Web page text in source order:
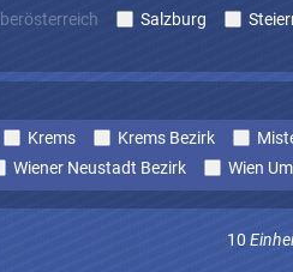
Salzburg
Krems Krems Bezirk
Wiener Neustadt Bezirk Wien
10